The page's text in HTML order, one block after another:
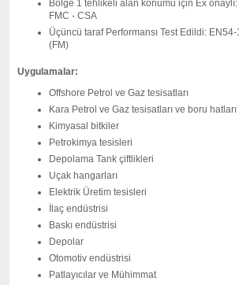
Bölge 1 tehlikeli alan konumu için Ex onaylı:
FMC - CSA
Üçüncü taraf Performansı Test Edildi:
(FM)
Uygulamalar:
Offshore Petrol ve Gaz tesisatları
Kara Petrol ve Gaz tesisatları ve boru hatları
Kimyasal bitkiler
Petrokimya tesisleri
Depolama Tank çiftlikleri
Uçak hangarları
Elektrik Üretim tesisleri
İlaç endüstrisi
Baskı endüstrisi
Depolar
Otomotiv endüstrisi
Patlayıcılar ve Mühimmat